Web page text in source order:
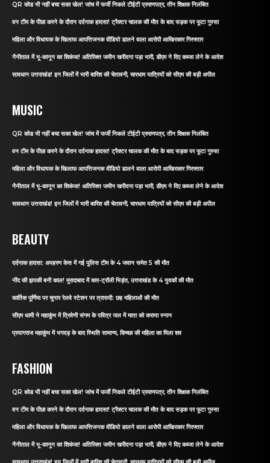
QR कोड भी नहीं बचा सका खेल! जांच में फर्जी निकले टीईटी प्रमाणपत्र, तीन शिक्षक निलंबित
वन टीम के पीछा करने के दौरान दर्दनाक हादसा! ट्रैक्टर चालक की मौत के बाद सड़क पर फूटा गुस्सा
महिला और विधायक के खिलाफ आपत्तिजनक वीडियो डालने वाला आरोपी आखिरकार गिरफ्तार
नैनीताल में भू-कानून का शिकंजा! अतिरिक्त जमीन खरीदना पड़ा भारी, डीएम ने दिए कब्जा लेने के आदेश
सावधान उत्तराखंड! इन जिलों में भारी बारिश की चेतावनी, चारधाम यात्रियों को सीएम की बड़ी अपील
MUSIC
QR कोड भी नहीं बचा सका खेल! जांच में फर्जी निकले टीईटी प्रमाणपत्र, तीन शिक्षक निलंबित
वन टीम के पीछा करने के दौरान दर्दनाक हादसा! ट्रैक्टर चालक की मौत के बाद सड़क पर फूटा गुस्सा
महिला और विधायक के खिलाफ आपत्तिजनक वीडियो डालने वाला आरोपी आखिरकार गिरफ्तार
नैनीताल में भू-कानून का शिकंजा! अतिरिक्त जमीन खरीदना पड़ा भारी, डीएम ने दिए कब्जा लेने के आदेश
सावधान उत्तराखंड! इन जिलों में भारी बारिश की चेतावनी, चारधाम यात्रियों को सीएम की बड़ी अपील
BEAUTY
दर्दनाक हादसा: अपहरण केस में गई पुलिस टीम के 4 जवान समेत 5 की मौत
नींद की झपकी बनी काल! मुरादाबाद में कार-ट्रॉली भिड़ंत, उत्तराखंड के 4 युवकों की मौत
कार्तिक पूर्णिमा पर चुनार रेलवे स्टेशन पर त्रासदी: छह महिलाओं की मौत
सीएम धामी ने महाकुंभ में त्रिवेणी संगम के पवित्र जल में माता को कराया स्नान
प्रयागराज महाकुंभ में भगदड़ के बाद स्थिति सामान्य, किच्छा की महिला का मिला शव
FASHION
QR कोड भी नहीं बचा सका खेल! जांच में फर्जी निकले टीईटी प्रमाणपत्र, तीन शिक्षक निलंबित
वन टीम के पीछा करने के दौरान दर्दनाक हादसा! ट्रैक्टर चालक की मौत के बाद सड़क पर फूटा गुस्सा
महिला और विधायक के खिलाफ आपत्तिजनक वीडियो डालने वाला आरोपी आखिरकार गिरफ्तार
नैनीताल में भू-कानून का शिकंजा! अतिरिक्त जमीन खरीदना पड़ा भारी, डीएम ने दिए कब्जा लेने के आदेश